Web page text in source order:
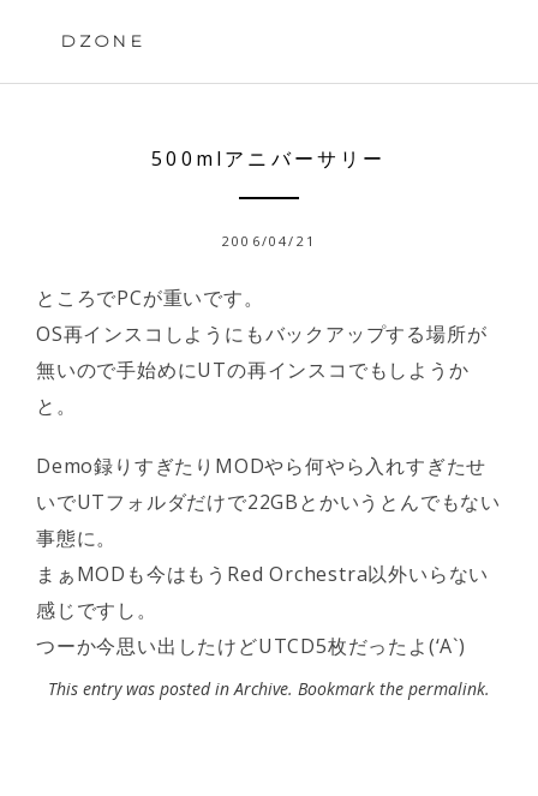
DZONE
500mlアニバーサリー
2006/04/21
ところでPCが重いです。
OS再インスコしようにもバックアップする場所が
無いので手始めにUTの再インスコでもしようか
と。
Demo録りすぎたりMODやら何やら入れすぎたせ
いでUTフォルダだけで22GBとかいうとんでもない
事態に。
まぁMODも今はもうRed Orchestra以外いらない
感じですし。
つーか今思い出したけどUTCD5枚だったよ(‘A`)
This entry was posted inArchive. Bookmark the permalink.